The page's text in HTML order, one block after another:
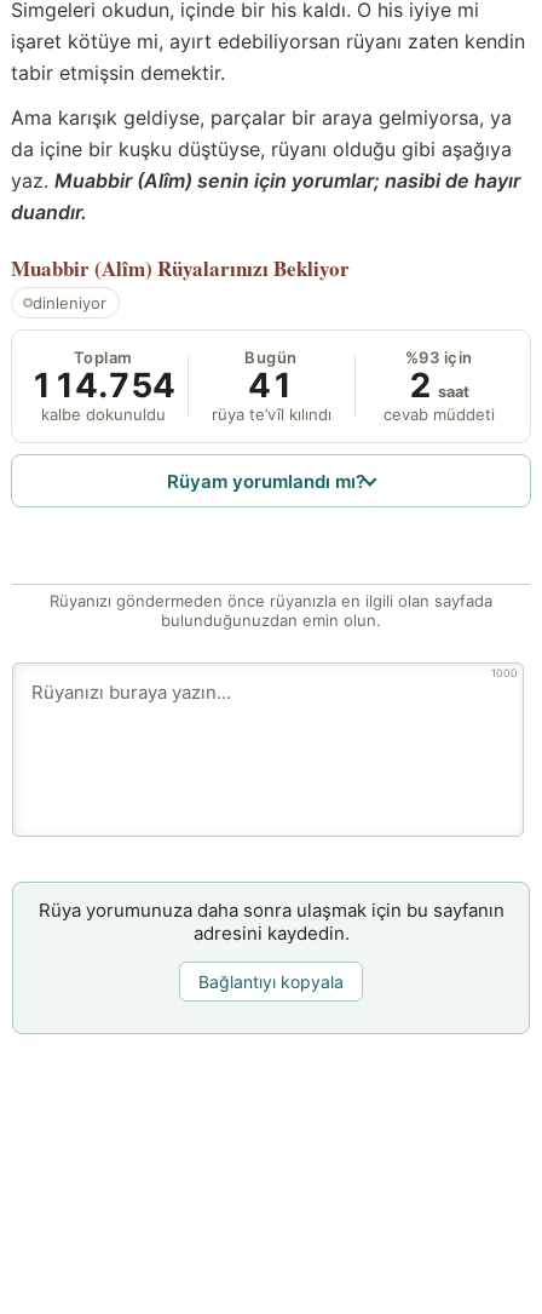
Simgeleri okudun, içinde bir his kaldı. O his iyiye mi
işaret kötüye mi, ayırt edebiliyorsan rüyanı zaten kendin
tabir etmişsin demektir.
Ama karışık geldiyse, parçalar bir araya gelmiyorsa, ya
da içine bir kuşku düştüyse, rüyanı olduğu gibi aşağıya
yaz. Muabbir (Alîm) senin için yorumlar; nasibi de hayır
duandır.
Muabbir (Alîm) Rüyalarınızı Bekliyor
dinleniyor
Toplam
114.754
kalbe dokunuldu
Bugün
41
rüya te’vîl kılındı
%93 için
2 saat
cevab müddeti
Rüyam yorumlandı mı?
Rüyanızı göndermeden önce rüyanızla en ilgili olan sayfada
bulunduğunuzdan emin olun.
1000
Rüya yorumunuza daha sonra ulaşmak için bu sayfanın
adresini kaydedin.
Bağlantıyı kopyala